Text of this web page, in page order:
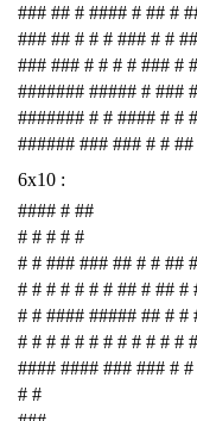
### ## # #### # ## #
### ## # # # ### # #
### ### # # # # ### #
####### ##### # ###
####### # # #### # #
###### ### ### # #
6x10 :
#### # ##
# # # # #
# # ### ### ## # # ##
# # # # # # # ## # ## #
# # #### ##### ## # #
# # # # # # # # # # # # #
#### #### ### ### #
# #